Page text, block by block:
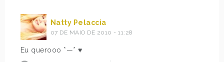
Natty Pelaccia
07 DE MAIO DE 2010 - 11:28
Eu querooo *—* ♥